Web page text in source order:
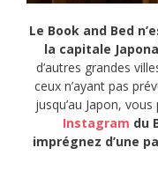
Le Book and Bed
la capitale
d’autres grandes
ceux n’ayant pas
jusqu’au Japon,
Instagram du
imprégnez d’une